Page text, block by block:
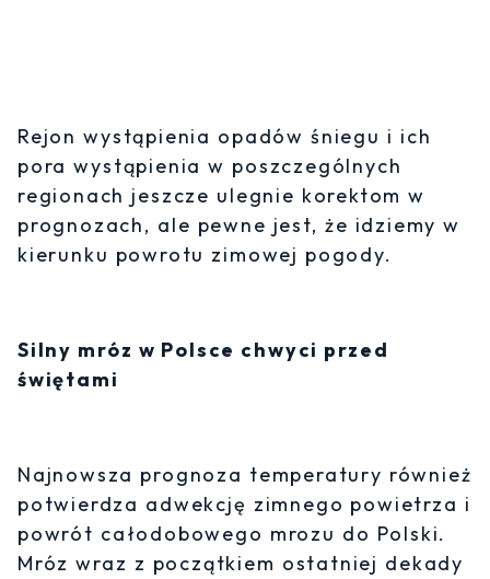
Rejon wystąpienia opadów śniegu i ich
pora wystąpienia w poszczególnych
regionach jeszcze ulegnie korektom w
prognozach, ale pewne jest, że idziemy w
kierunku powrotu zimowej pogody.
Silny mróz w Polsce chwyci przed
świętami
Najnowsza prognoza temperatury również
potwierdza adwekcję zimnego powietrza i
powrót całodobowego mrozu do Polski.
Mróz wraz z początkiem ostatniej dekady